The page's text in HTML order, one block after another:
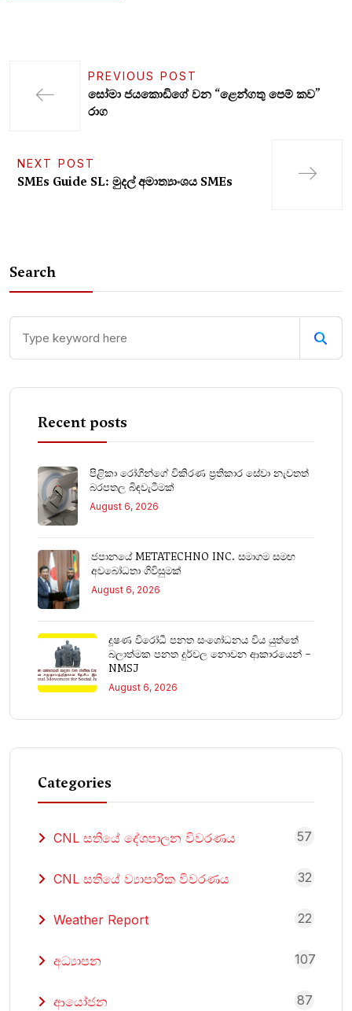
PREVIOUS POST
සෝමා ජයකොඩිගේ වන “ළෙන්ගතු පෙම් කව”
රාග
NEXT POST
SMEs Guide SL: මුදල් අමාත්‍යාංශය SMEs
Search
Recent posts
පිළිකා රෝගීන්ගේ විකිරණ ප්‍රතිකාර සේවා නැවතත්
බරපතල බිඳවැටීමක්
August 6, 2026
ජපානයේ METATECHNO INC. සමාගම සමඟ
අවබෝධතා ගිවිසුමක්
August 6, 2026
දූෂණ විරෝධී පනත සංශෝධනය විය යුත්තේ
බලාත්මක පනත දුර්වල නොවන ආකාරයෙන් –
NMSJ
August 6, 2026
Categories
CNL සතියේ දේශපාලන විවරණය 57
CNL සතියේ ව්‍යාපාරික විවරණය 32
Weather Report 22
අධ්‍යාපන 107
ආයෝජන 87